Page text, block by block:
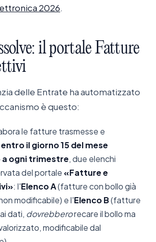
2026.
ilportaleFatture
delle Entrate ha automatizzato
è questo:
le fatture trasmesse e
entro il giorno 15 del mese
a ogni trimestre, due elenchi
del portale «Fatture e
: l'Elenco A(fatture con bollo già
modificabile) e l'Elenco B(fatture
dati, dovrebberorecare il bollo ma
modificabile dal